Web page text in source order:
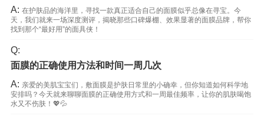
A: 在护肤品的海洋里，寻找一款真正适合自己的面膜似乎总像在寻宝。今
天，我们就来一场深度测评，揭晓那些口碑爆棚、效果显著的面膜品牌，帮你
找到那个“最好用”的面具侠！
Q:
面膜的正确使用方法和时间一周几次
A: 亲爱的美肌宝宝们，敷面膜是护肤日常里的小确幸，但你知道如何科学地
安排吗？今天就来聊聊面膜的正确使用方式和一周最佳频率，让你的肌肤喝饱
水又不伤肤！💖💦